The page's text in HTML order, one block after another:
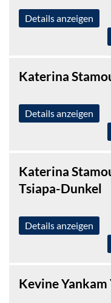
Details anzeigen
Katerina
Details anzeigen
Katerina
Tsiapa-Dunkel
Details anzeigen
Kevine Yankam